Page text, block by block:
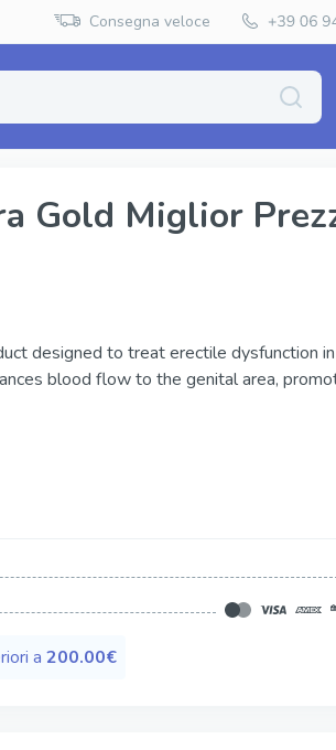
Consegna veloce
Red Viagra
Gold Miglior
designed to treat erectile dysfunction
blood flow to the genital area,
a 200.00€